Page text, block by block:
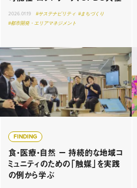
2026.01.19 #サステナビリティ #まちづくり
#都市開発・エリアマネジメント
FINDING
食・医療・自然 ー 持続的な地域コ
ミュニティのための「触媒」を実践
の例から学ぶ